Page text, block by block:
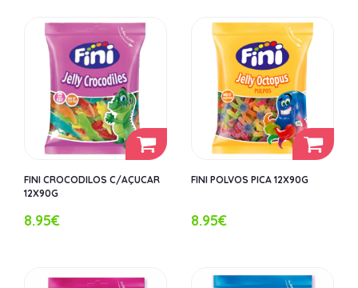
FINI CROCODILOS C/AÇUCAR
12X90G
8.95€
FINI POLVOS PICA 12X90G
8.95€